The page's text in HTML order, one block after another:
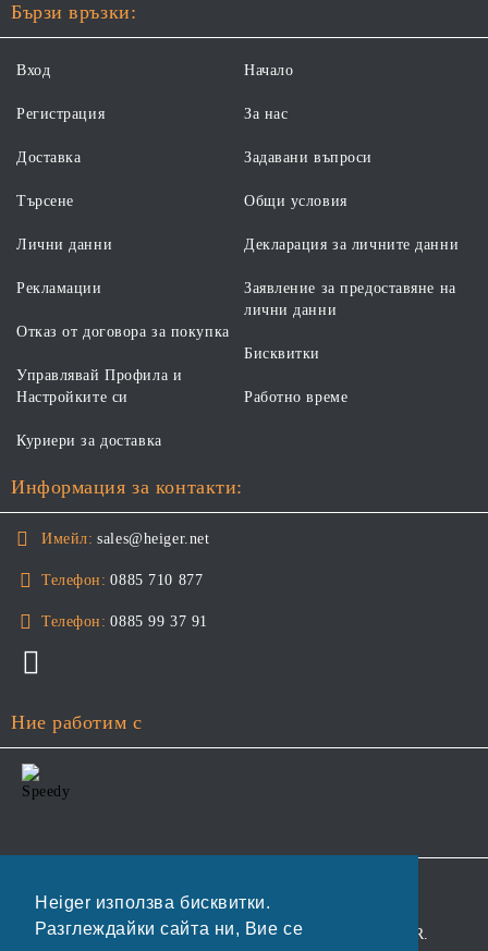
Heiger използва бисквитки.
Разглеждайки сайта ни, Вие се
Бързи връзки:
Вход
Регистрация
Доставка
Търсене
Начало
За нас
Задавани въпроси
Общи условия
Лични данни
Рекламации
Отказ от договора за покупка
Управлявай Профила и
Настройките си
Декларация за личните данни
Заявление за предоставяне на
лични данни
Бисквитки
Работно време
Куриери за доставка
Информация за контакти:
Имейл: sales@heiger.net
Телефон: 0885 710 877
Телефон: 0885 99 37 91
Ние работим с
Нашият онлайн магазин е 100% съобразен с GDPR.